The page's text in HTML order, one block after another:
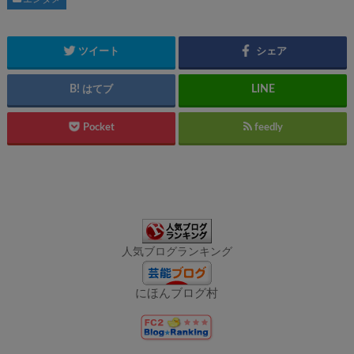
ツイート シェア
はてブ
Pocket feedly
人気ブログランキング
にほんブログ村